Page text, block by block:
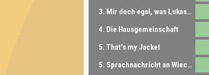
3. Mir doch egal, was Lukas sagt
4. Die Hausgemeinschaft
5. That's my Jacket
5. Sprachnachricht an Wiecker